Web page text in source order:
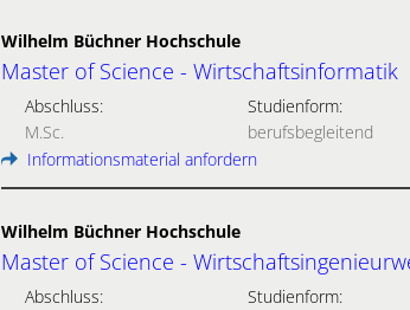
Wilhelm Büchner Hochschule
Master of Science - Wirtschaftsinformatik
Abschluss:
M.Sc.
Studienform:
berufsbegleitend
Informationsmaterial anfordern
Wilhelm Büchner Hochschule
Master of Science -
Abschluss:
Studienform: